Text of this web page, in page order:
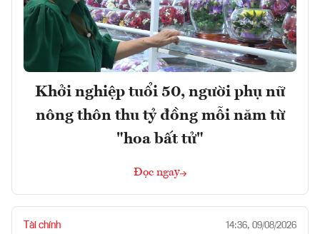
Khởi nghiệp tuổi 50, người phụ nữ
nông thôn thu tỷ đồng mỗi năm từ
"hoa bất tử"
Đọc ngay
Tài chính 14:36, 09/08/2026